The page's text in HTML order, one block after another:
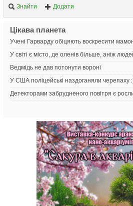
Знайти Додати
Цікава планета
Учені Гарварду обіцяють воскресити
У світі є місто, де оленів більше, аніж
Ведмідь не дав потонути вороні
У США поліцейські наздоганяли черепаху
Детекторами забрудненого повітря є